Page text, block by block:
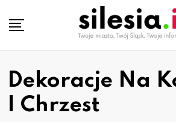
Dekoracje Na
I Chrzest